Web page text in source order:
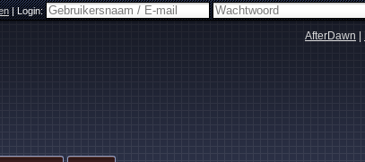
|Login:
AfterDawn